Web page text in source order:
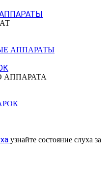
АППАРАТА
узнайте состояние слуха за